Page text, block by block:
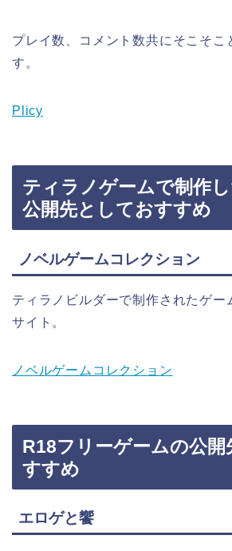
プレイ数、コメント数共にそこそこ
す。
Plicy
ティラノゲームで制作
公開先としておすすめ
ノベルゲームコレクション
ティラノビルダーで制作されたゲー
サイト。
ノベルゲームコレクション
R18フリーゲームの公開
すすめ
エロゲと饗